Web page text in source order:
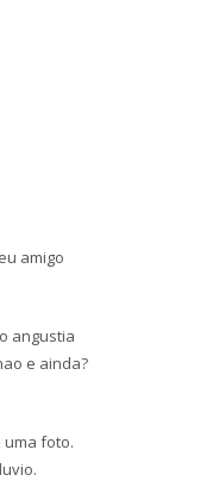
amigo
angustia
e ainda?
foto.